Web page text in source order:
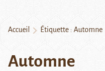
Accueil Étiquette : Automne
Automne